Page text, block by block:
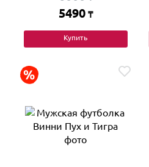
5490 ₸
Купить